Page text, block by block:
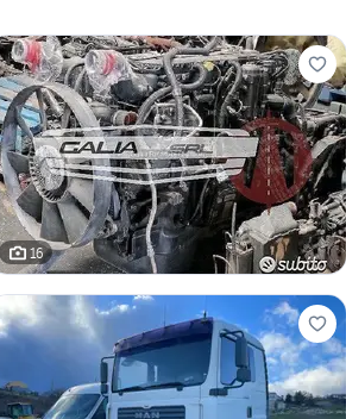
16